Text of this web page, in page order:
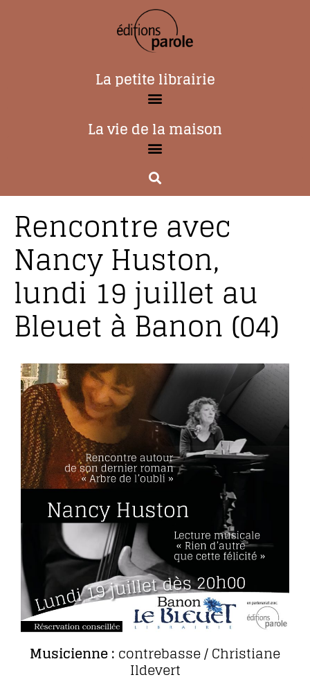
La petite librairie
La vie de la maison
Rencontre avec
Nancy Huston,
lundi 19 juillet au
Bleuet à Banon (04)
Musicienne : contrebasse / Christiane
Ildevert